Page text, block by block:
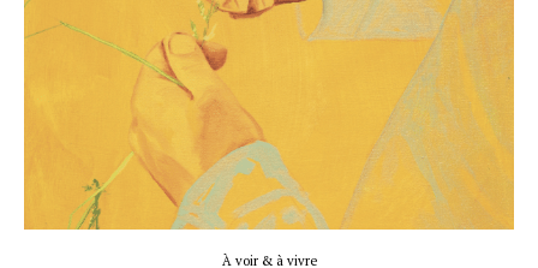
À voir & à vivre